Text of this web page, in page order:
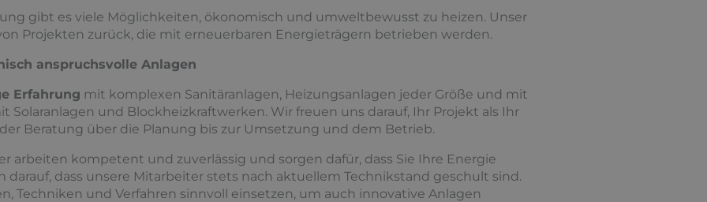
gibt es viele Möglichkeiten, ökonomisch und umweltbewusst zu heizen. Unser
Projekten zurück, die mit erneuerbaren Energieträgern betrieben werden.
anspruchsvolle Anlagen
Erfahrung mit komplexen Sanitäranlagen, Heizungsanlagen jeder Größe und mit
Solaranlagen und Blockheizkraftwerken. Wir freuen uns darauf, Ihr Projekt als Ihr
Beratung über die Planung bis zur Umsetzung und dem Betrieb.
arbeiten kompetent und zuverlässig und sorgen dafür, dass Sie Ihre Energie
darauf, dass unsere Mitarbeiter stets nach aktuellem Technikstand geschult sind.
Techniken und Verfahren sinnvoll einsetzen, um auch innovative Anlagen